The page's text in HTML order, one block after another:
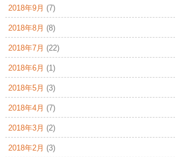
2018年9月 (7)
2018年8月 (8)
2018年7月 (22)
2018年6月 (1)
2018年5月 (3)
2018年4月 (7)
2018年3月 (2)
2018年2月 (3)